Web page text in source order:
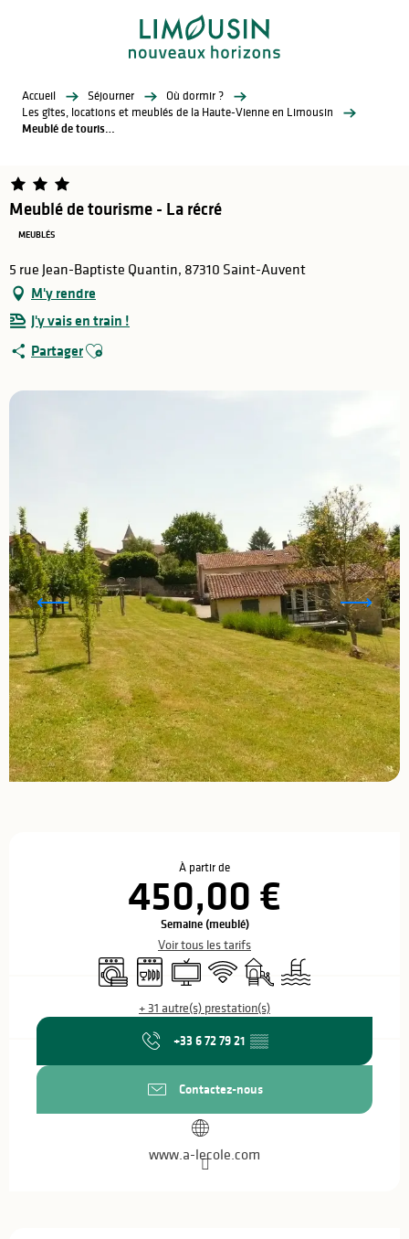
Accueil Séjourner
Où dormir ?
Les gîtes, locations et meublés de la Haute-Vienne en Limousin
Meublé de tourisme - La récré
Meublé de tourisme - La récré
MEUBLÉS
5 rue Jean-Baptiste Quantin, 87310 Saint-Auvent
M'y rendre
J'y vais en train !
PartagerAjouter aux favoris
À partir de
450,00 €
Semaine (meublé)
Voir tous les tarifs
Lave lingeLave vaisselle
Télévision
WiFi Jeux pour enfants / Espace
Piscine
+ 31 autre(s) prestation(s)
+33 6 72 79 21 ▒▒
Contactez-nous
www.a-lecole.com